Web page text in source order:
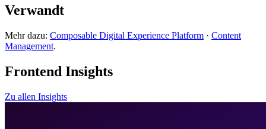
Verwandt
Mehr dazu: Composable Digital Experience Platform · Content
Management.
Frontend Insights
Zu allen Insights